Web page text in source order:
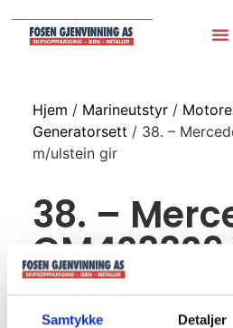
Samtykke Detaljer
Hjem / Marineutstyr/
Generatorsett / 38. –
m/ulstein gir
38. –
m/ulstein